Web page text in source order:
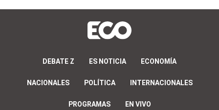
DEBATE Z ES NOTICIA ECONOMÍA
NACIONALES POLÍTICA INTERNACIONALES
PROGRAMAS EN VIVO